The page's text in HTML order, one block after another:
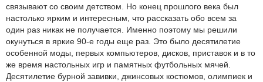
связывают со своим детством. Но конец прошлого века был
настолько ярким и интересным, что рассказать обо всем за
один раз никак не получается. Именно поэтому мы решили
окунуться в яркие 90-е годы еще раз. Это было десятилетие
особенной моды, первых компьютеров, дисков, приставок и в то
же время настольных игр и памятных футбольных мячей.
Десятилетие бурной завивки, джинсовых костюмов, олимпиек и